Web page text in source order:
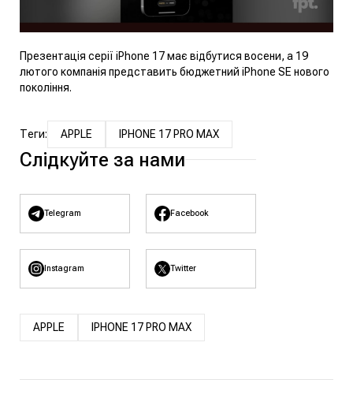
Презентація серії iPhone 17 має відбутися восени, а 19
лютого компанія представить бюджетний iPhone SE нового
покоління.
Теги: APPLE IPHONE 17 PRO MAX
Слідкуйте за нами
Telegram Facebook
Instagram Twitter
APPLE IPHONE 17 PRO MAX